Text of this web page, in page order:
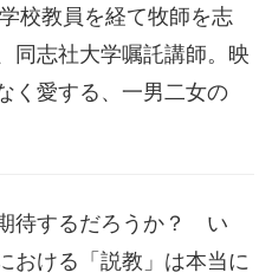
校教員を経て牧師を志
同志社大学嘱託講師。映
く愛する、一男二女の
待するだろうか？ い
おける「説教」は本当に